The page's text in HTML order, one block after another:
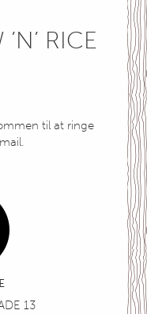
RICE
til at ringe
13